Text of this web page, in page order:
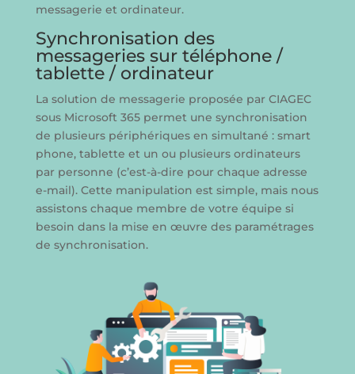
messagerie et ordinateur.
Synchronisation des
messageries sur téléphone /
tablette / ordinateur
La solution de messagerie proposée par CIAGEC
sous Microsoft 365 permet une synchronisation
de plusieurs périphériques en simultané : smart
phone, tablette et un ou plusieurs ordinateurs
par personne (c’est-à-dire pour chaque adresse
e-mail). Cette manipulation est simple, mais nous
assistons chaque membre de votre équipe si
besoin dans la mise en œuvre des paramétrages
de synchronisation.